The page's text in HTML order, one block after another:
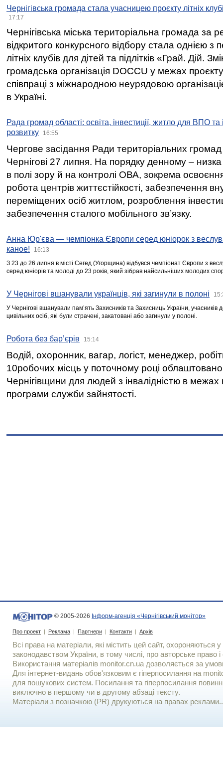
Чернігівська громада стала учасницею проєкту літніх
17:17
Чернігівська міська територіальна громада за
відкритого конкурсного відбору стала однією
літніх клубів для дітей та підлітків «Грай. Дій.
громадська організація DOCCU у межах
співпраці з міжнародною неурядовою
в Україні.
Рада громад області: освіта, інвестиції, житло для ВПО
розвитку
16:55
Чергове засідання Ради територіальних громад
Чернігові 27 липня. На порядку денному –
в полі зору й на контролі ОВА, зокрема освоєння
робота центрів життєстійкості, забезпечення
переміщених осіб житлом, розроблення
забезпечення сталого мобільного зв’язку.
Анна Юр'єва — чемпіонка Європи серед юніорок з
каное!
16:13
З 23 до 26 липня в місті Сегед (Угорщина) відбувся чемпіонат Європи з
серед юніорів та молоді до 23 років, який зібрав найсильніших молодих
У Чернігові вшанували українців, які загинули в полоні
У Чернігові вшанували пам’ять Захисників та Захисниць України,
цивільних осіб, які були страчені, закатовані або загинули у полоні.
Робота без бар’єрів 15:14
Водій, охоронник, вагар, логіст, менеджер,
10робочих місць у поточному році
Чернігівщини для людей з інвалідністю в межах
програми служби зайнятості.
© 2005-2026 Інформ-агенція «Чернігівський монітор»
Про проект | Реклама | Партнери | Контакти | Архів
Всі права на матеріали, які містить цей сайт, охороняються у
законодавством України, в тому числі, про авторське право і
Використання матерiалiв monitor.cn.ua дозволяється за
Для iнтернет-видань обов'язковим є гiперпосилання на
для пошукових систем. Посилання та гіперпосилання
виключно в першому чи в другому абзаці тексту.
Матеріали з позначкою (PR) друкуються на правах реклами..